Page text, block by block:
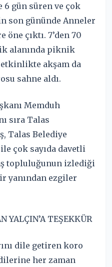
6 gün süren ve çok
son gününde Anneler
çıktı. 7’den 70
alanında piknik
akşam da
sahne aldı.
Memduh
sıra Talas
Talas Belediye
çok sayıda davetli
topluluğunun izlediği
yanından ezgiler
YALÇIN’A TEŞEKKÜR
dile getiren koro
her zaman